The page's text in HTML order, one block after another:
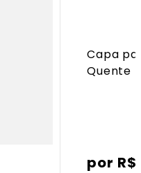
Capa
Quente
R$